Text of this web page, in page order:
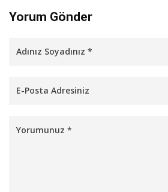
Yorum Gönder